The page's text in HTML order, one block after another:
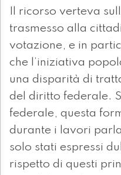
Il ricorso verteva
trasmesso alla
votazione, e in
che l’iniziativa
una disparità di
del diritto federale.
federale, questa
durante i lavori
solo stati espressi
rispetto di questi